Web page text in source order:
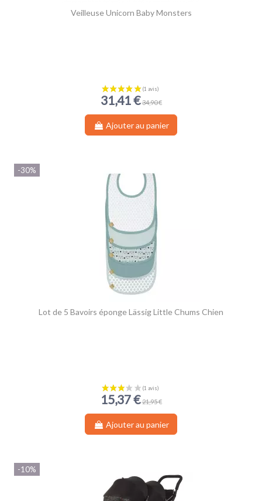
Veilleuse Unicorn Baby Monsters
31,41 € 34,90 €
Ajouter au panier
-30%
Lot de 5 Bavoirs éponge Lässig Little Chums Chien
15,37 € 21,95 €
Ajouter au panier
-10%